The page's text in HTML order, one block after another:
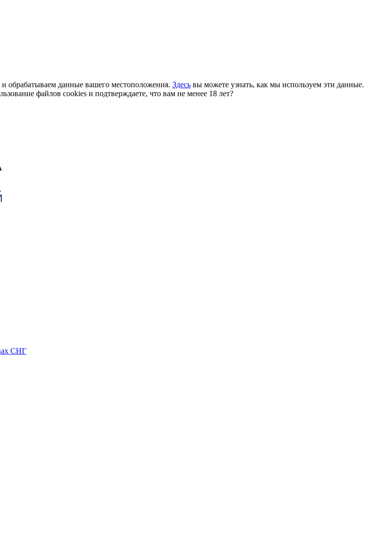
обрабатываем данные вашего местоположения. Здесь вы можете узнать, как мы используем эти данные.
файлов cookies и подтверждаете, что вам не менее 18 лет?
СНГ